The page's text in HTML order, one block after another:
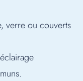
verre ou couverts